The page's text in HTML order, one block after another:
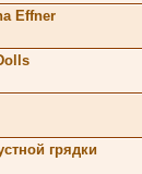
Effner
грядки